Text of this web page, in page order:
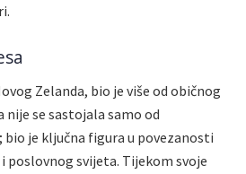
Zelanda, bio je više od običnog
nije se sastojala samo od
je ključna figura u povezanosti
svijeta. Tijekom svoje